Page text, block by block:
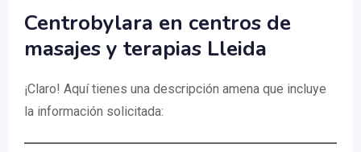
Centrobylara en centros de
masajes y terapias Lleida
¡Claro! Aquí tienes una descripción amena que incluye
la información solicitada: